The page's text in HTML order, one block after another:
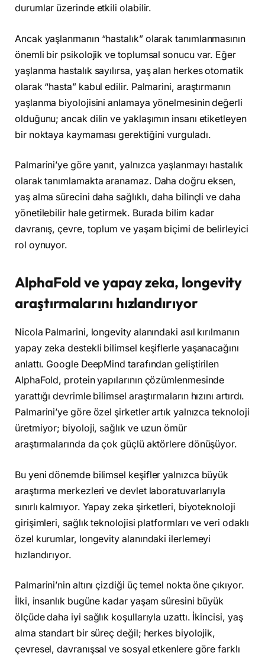
durumlar üzerinde etkili olabilir.
Ancak yaşlanmanın “hastalık” olarak tanımlanmasının
önemli bir psikolojik ve toplumsal sonucu var. Eğer
yaşlanma hastalık sayılırsa, yaş alan herkes otomatik
olarak “hasta” kabul edilir. Palmarini, araştırmanın
yaşlanma biyolojisini anlamaya yönelmesinin değerli
olduğunu; ancak dilin ve yaklaşımın insanı etiketleyen
bir noktaya kaymaması gerektiğini vurguladı.
Palmarini’ye göre yanıt, yalnızca yaşlanmayı hastalık
olarak tanımlamakta aranamaz. Daha doğru eksen,
yaş alma sürecini daha sağlıklı, daha bilinçli ve daha
yönetilebilir hale getirmek. Burada bilim kadar
davranış, çevre, toplum ve yaşam biçimi de belirleyici
rol oynuyor.
AlphaFold ve yapay zeka, longevity
araştırmalarını hızlandırıyor
Nicola Palmarini, longevity alanındaki asıl kırılmanın
yapay zeka destekli bilimsel keşiflerle yaşanacağını
anlattı. Google DeepMind tarafından geliştirilen
AlphaFold, protein yapılarının çözümlenmesinde
yarattığı devrimle bilimsel araştırmaların hızını artırdı.
Palmarini’ye göre özel şirketler artık yalnızca teknoloji
üretmiyor; biyoloji, sağlık ve uzun ömür
araştırmalarında da çok güçlü aktörlere dönüşüyor.
Bu yeni dönemde bilimsel keşifler yalnızca büyük
araştırma merkezleri ve devlet laboratuvarlarıyla
sınırlı kalmıyor. Yapay zeka şirketleri, biyoteknoloji
girişimleri, sağlık teknolojisi platformları ve veri odaklı
özel kurumlar, longevity alanındaki ilerlemeyi
hızlandırıyor.
Palmarini’nin altını çizdiği üç temel nokta öne çıkıyor.
İlki, insanlık bugüne kadar yaşam süresini büyük
ölçüde daha iyi sağlık koşullarıyla uzattı. İkincisi, yaş
alma standart bir süreç değil; herkes biyolojik,
çevresel, davranışsal ve sosyal etkenlere göre farklı